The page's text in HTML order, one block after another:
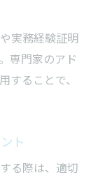
実務経験証明
専門家のアド
ることで、
ト
る際は、適切